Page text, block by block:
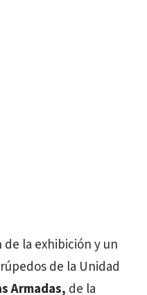
la exhibición y un
de la Unidad
Armadas, de la